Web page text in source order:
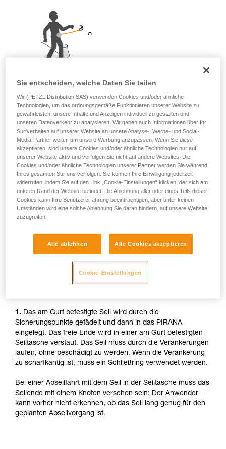
Installation des Systems zum
Selbstablassen
1. Das am Gurt befestigte Seil wird durch die
Sicherungspunkte gefädelt und dann in das PIRANA
eingelegt. Das freie Ende wird in einer am Gurt befestigten
Seiltasche verstaut. Das Seil muss durch die Verankerungen
laufen, ohne beschädigt zu werden. Wenn die Verankerung
zu scharfkantig ist, muss ein Schließring verwendet werden.
Bei einer Abseilfahrt mit dem Seil in der Seiltasche muss das
Seilende mit einem Knoten versehen sein: Der Anwender
kann vorher nicht erkennen, ob das Seil lang genug für den
geplanten Abseilvorgang ist.
Sie entscheiden, welche Daten Sie teilen
Wir (PETZL Distribution SAS) verwenden Cookies und/oder ähnliche
Technologien, um das ordnungsgemäße Funktionieren unserer Website zu
gewährleisten, unsere Inhalte und Anzeigen individuell zu gestalten und
unseren Datenverkehr zu analysieren. Wir geben auch Informationen über Ihr
Surfverhalten auf unserer Website an unsere Analyse-, Werbe- und Social-
Media-Partner weiter, um unsere Werbung anzupassen. Wenn Sie diese
akzeptieren, sind unsere Cookies und/oder ähnliche Technologien nur auf
unserer Website aktiv und verfolgen Sie nicht auf andere Websites. Die
Cookies und/oder ähnliche Technologien unserer Partner werden Sie während
Ihres gesamten Surfens verfolgen. Sie können Ihre Einwilligung jederzeit
widerrufen, indem Sie auf den Link „Cookie-Einstellungen“ klicken, der sich am
unteren Rand der Website befindet. Die Ablehnung aller oder eines Teils dieser
Cookies kann Ihre Benutzererfahrung beeinträchtigen, aber unter keinen
Umständen wird eine solche Ablehnung Sie daran hindern, auf unsere Website
zuzugreifen.
Alle ablehnen Alle Cookies akzeptieren
Cookie-Einstellungen